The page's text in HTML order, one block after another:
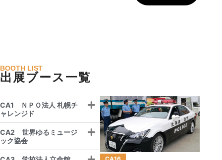
BOOTH LIST
出展ブース一覧
CA1 ＮＰＯ法人 札幌チ
ャレンジド
CA2 世界ゆるミュージ
ック協会